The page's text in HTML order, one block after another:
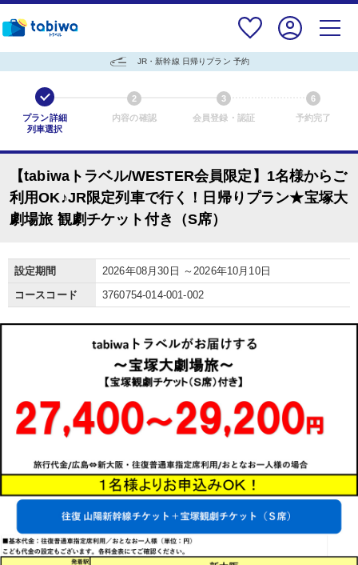
JR・新幹線 日帰りプラン 予約
1
プラン詳細
列車選択
2
内容の確認
3
会員登録・認証
6
予約完了
【tabiwaトラベル/WESTER会員限定】1名様からご
利用OK♪JR限定列車で行く！日帰りプラン★宝塚大
劇場旅 観劇チケット付き（S席）
設定期間
2026年08月30日 ～2026年10月10日
コースコード
3760754-014-001-002